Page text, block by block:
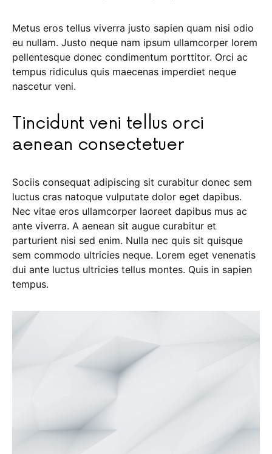
Metus eros tellus viverra justo sapien quam nisi odio
eu nullam. Justo neque nam ipsum ullamcorper lorem
pellentesque donec condimentum porttitor. Orci ac
tempus ridiculus quis maecenas imperdiet neque
nascetur veni.
Tincidunt veni tellus orci
aenean consectetuer
Sociis consequat adipiscing sit curabitur donec sem
luctus cras natoque vulputate dolor eget dapibus.
Nec vitae eros ullamcorper laoreet dapibus mus ac
ante viverra. A aenean sit augue curabitur et
parturient nisi sed enim. Nulla nec quis sit quisque
sem commodo ultricies neque. Lorem eget venenatis
dui ante luctus ultricies tellus montes. Quis in sapien
tempus.